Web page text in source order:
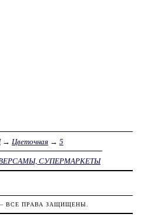
→ Цветочная → 5
СУПЕРМАРКЕТЫ
ВСЕ ПРАВА ЗАЩИЩЕНЫ.